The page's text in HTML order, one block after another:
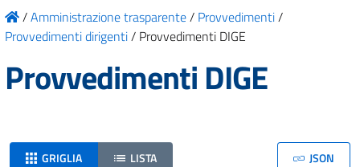
/Amministrazione trasparente/ Provvedimenti/
Provvedimenti dirigenti/ Provvedimenti DIGE
Provvedimenti DIGE
GRIGLIA LISTA JSON